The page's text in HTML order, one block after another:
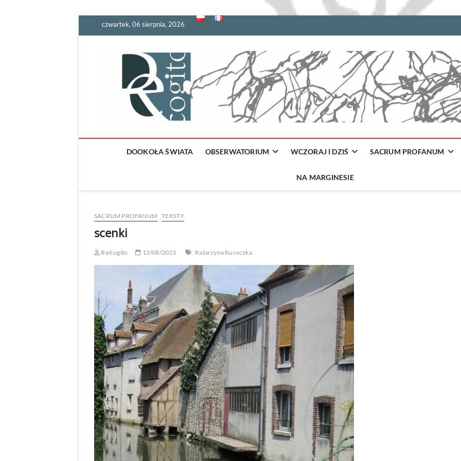
czwartek, 06 sierpnia, 2026
DOOKOŁA ŚWIATA OBSERWATORIUM WCZORAJ I DZIŚ SACRUM PROFANUM
NA MARGINESIE
SACRUM PROFANUM TEKSTY
scenki
Re/cogito 12/08/2023 Katarzyna Kuroczka